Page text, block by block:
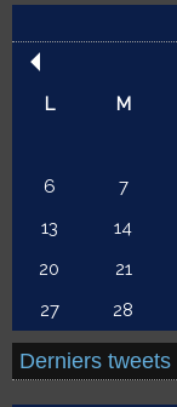
L
M
6
7
13
14
20
21
27
28
Derniers tweets